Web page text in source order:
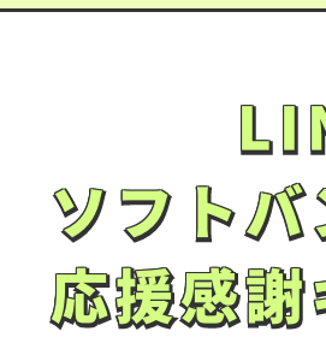
ソフトバ
応援感謝
ソフト
応援感謝